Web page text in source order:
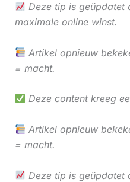
Deze tip is geüpdatet
maximale online winst.
Artikel opnieuw
= macht.
Deze content kreeg
Artikel opnieuw
= macht.
Deze tip is geüpdatet